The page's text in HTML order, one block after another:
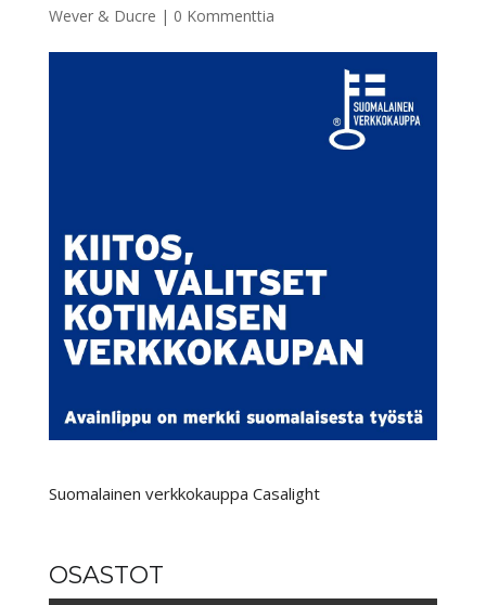
Wever & Ducre | 0 Kommenttia
Suomalainen verkkokauppa Casalight
OSASTOT